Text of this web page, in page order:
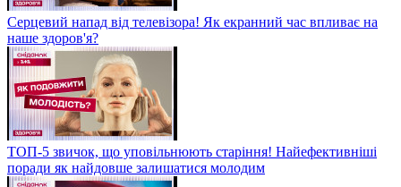
Серцевий напад від телевізора! Як екранний час впливає на
наше здоров'я?
ТОП-5 звичок, що уповільнюють старіння! Найефективніші
поради як найдовше залишатися молодим